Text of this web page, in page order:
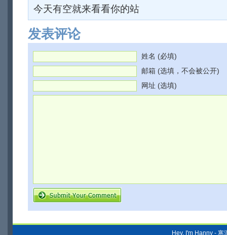
今天有空就来看看你的站
发表评论
姓名 (必填)
邮箱 (选填，不会被公开)
网址 (选填)
Hey, I'm Hanny - 寒